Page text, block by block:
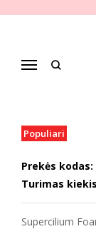
Navigacija
Pagrindinis
ZONOS
Populiari
Prekės kodas:
Turimas
Supercilium